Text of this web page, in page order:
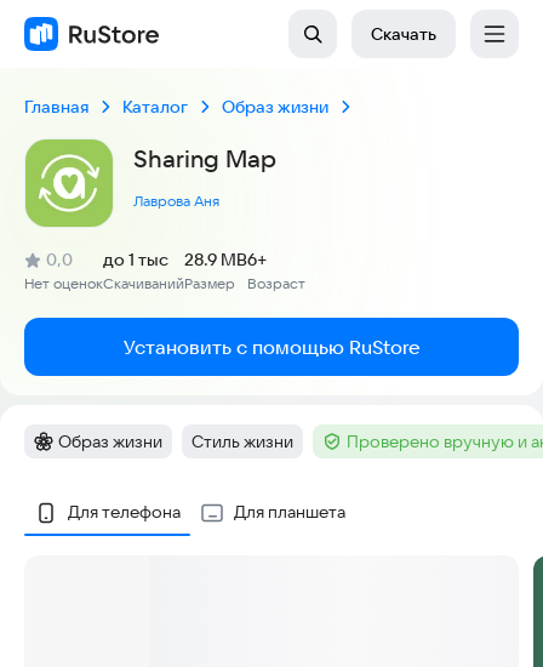
Скачать
Главная Каталог Образ жизни
Sharing Map
Лаврова Аня
Рейтинг:
0,0
(
Нет оценок
)
Скачиваний
до 1 тыс
Размер
28.9 MB
Возраст
6+
Установить с помощью RuStore
Категория:
Образ жизни Тег:
Стиль жизни Тег :Проверено вручную и
Скриншоты
Для телефона Для планшета